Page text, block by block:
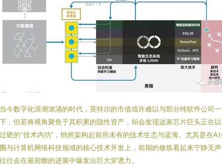
今数字化浪潮汹涌的时代，英特尔的市值或许难以与部分纯软件公司
，但若将视角聚焦于其积累的隐性资产，却会发现这家芯片巨头正在
硬的“技术内功”，悄然架构起前所未有的技术生态与蓝海。尤其是在AI
与计算机网络科技领域的核心技术开发上，前期的修炼看起来宁静无
往会在最前瞻的进展中爆发出巨大穿透力。